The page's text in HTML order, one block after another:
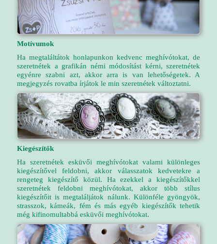
Motívumok
Ha megtaláltátok honlapunkon kedvenc meghívótokat, de
szeretnétek a grafikán némi módosítást kérni, szeretnétek
egyénre szabni azt, akkor arra is van lehetőségetek. A
megjegyzés rovatba írjátok le min szeretnétek változtatni.
Kiegészítők
Ha szeretnétek esküvői meghívótokat valami különleges
kiegészítővel feldobni, akkor válasszatok kedvetekre a
rengeteg kiegészítő közül. Ha ezekkel a kiegészítőkkel
szeretnétek feldobni meghívótokat, akkor több stílus
kiegészítőit is megtaláljátok nálunk. Különféle gyöngyök,
strasszok, kámeák, fém és más egyéb kiegészítők tehetik
még kifinomultabbá esküvői meghívótokat.